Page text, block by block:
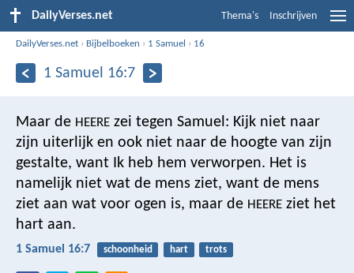
DailyVerses.net Thema's Inschrijven
DailyVerses.net › Bijbelboeken › 1 Samuel › 16
1 Samuel 16:7
Maar de HEERE zei tegen Samuel: Kijk niet naar
zijn uiterlijk en ook niet naar de hoogte van zijn
gestalte, want Ik heb hem verworpen. Het is
namelijk niet wat de mens ziet, want de mens
ziet aan wat voor ogen is, maar de HEERE ziet het
hart aan.
1 Samuel 16:7 schoonheid hart trots